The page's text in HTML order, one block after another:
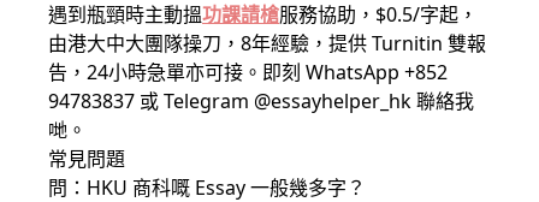
遇到瓶頸時主動搵功課請槍服務協助，$0.5/字起，
由港大中大團隊操刀，8年經驗，提供 Turnitin 雙報
告，24小時急單亦可接。即刻 WhatsApp +852
94783837 或 Telegram @essayhelper_hk 聯絡我
哋。
常見問題
問：HKU 商科嘅 Essay 一般幾多字？